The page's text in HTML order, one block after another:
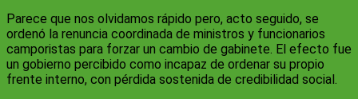
Parece que nos olvidamos rápido pero, acto seguido, se
ordenó la renuncia coordinada de ministros y funcionarios
camporistas para forzar un cambio de gabinete. El efecto fue
un gobierno percibido como incapaz de ordenar su propio
frente interno, con pérdida sostenida de credibilidad social.